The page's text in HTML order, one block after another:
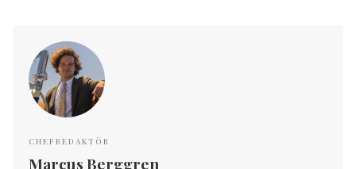
CHEFREDAKTÖR
Marcus Berggren